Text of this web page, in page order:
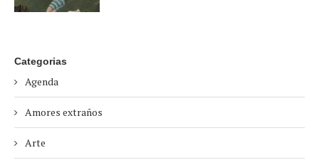
Categorias
Agenda
Amores extraños
Arte